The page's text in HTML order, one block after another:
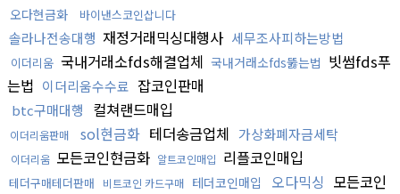
오다현금화 바이낸스코인삽니다
솔라나전송대행 재정거래믹싱대행사 세무조사피하는방법
이더리움 국내거래소fds해결업체 국내거래소fds뚫는법 빗썸fds푸
는법 이더리움수수료 잡코인판매
btc구매대행 컬쳐랜드매입
이더리움판매 sol현금화 테더송금업체 가상화폐자금세탁
이더리움 모든코인현금화 알트코인매입 리플코인매입
테더구매테더판매 비트코인 카드구매 테더코인매입 오다믹싱 모든코인